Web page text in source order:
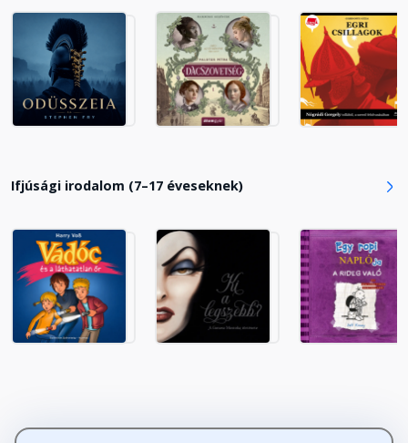
A vörös félhold
Fejezet hossza: 00:13:27
Az aranybánya
Fejezet hossza: 00:48:22
Fejezet hossza: 00:38:33
Ez is egy tréfa
Fejezet hossza: 00:17:50
A menyasszonyköntös
Tímea
Ifjúsági irodalom (7–17 éveseknek)